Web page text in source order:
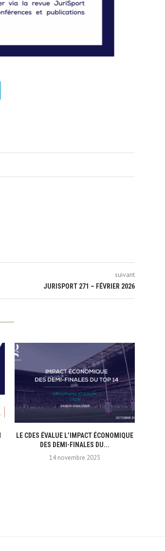
suivant
JURISPORT 271 – FÉVRIER 2026
LE CDES ÉVALUE L’IMPACT ÉCONOMIQUE
DES DEMI-FINALES DU...
14 novembre 2025